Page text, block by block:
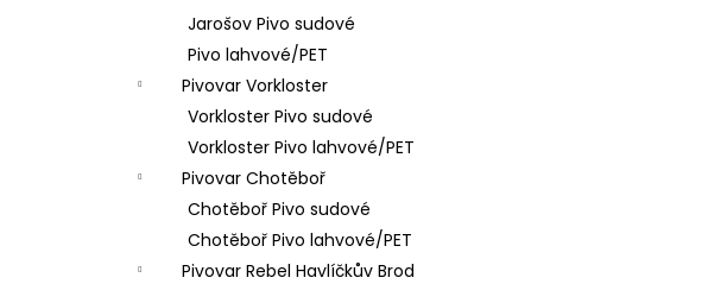
Jarošov Pivo sudové
Pivo lahvové/PET
Pivovar Vorkloster
Vorkloster Pivo sudové
Vorkloster Pivo lahvové/PET
Pivovar Chotěboř
Chotěboř Pivo sudové
Chotěboř Pivo lahvové/PET
Pivovar Rebel Havlíčkův Brod